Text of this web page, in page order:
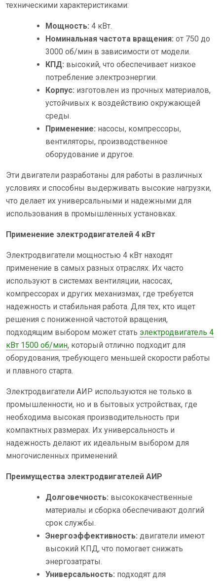
техническими характеристиками:
Мощность: 4 кВт.
Номинальная частота вращения: от 750 до
3000 об/мин в зависимости от модели.
КПД: высокий, что обеспечивает низкое
потребление электроэнергии.
Корпус: изготовлен из прочных материалов,
устойчивых к воздействию окружающей
среды.
Применение: насосы, компрессоры,
вентиляторы, производственное
оборудование и другое.
Эти двигатели разработаны для работы в различных
условиях и способны выдерживать высокие нагрузки,
что делает их универсальными и надежными для
использования в промышленных установках.
Применение электродвигателей 4 кВт
Электродвигатели мощностью 4 кВт находят
применение в самых разных отраслях. Их часто
используют в системах вентиляции, насосах,
компрессорах и других механизмах, где требуется
надежность и стабильная работа. Для тех, кто ищет
решения с пониженной частотой вращения,
подходящим выбором может стать электродвигатель 4
кВт 1500 об/мин, который отлично подходит для
оборудования, требующего меньшей скорости работы
и плавного старта.
Электродвигатели АИР используются не только в
промышленности, но и в бытовых устройствах, где
необходима высокая производительность при
компактных размерах. Их универсальность и
надежность делают их идеальным выбором для
многочисленных применений.
Преимущества электродвигателей АИР
Долговечность: высококачественные
материалы и сборка обеспечивают долгий
срок службы.
Энергоэффективность: двигатели имеют
высокий КПД, что помогает снижать
энергозатраты.
Универсальность: подходят для